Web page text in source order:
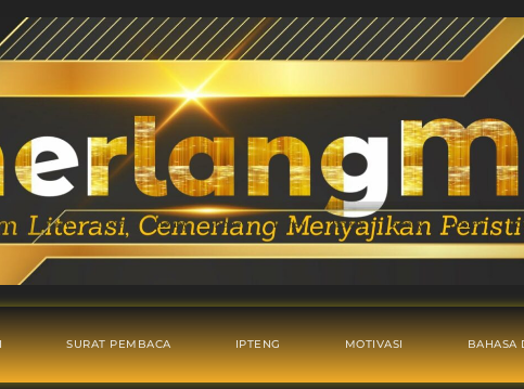
SURAT PEMBACA IPTENG MOTIVASI BAHASA